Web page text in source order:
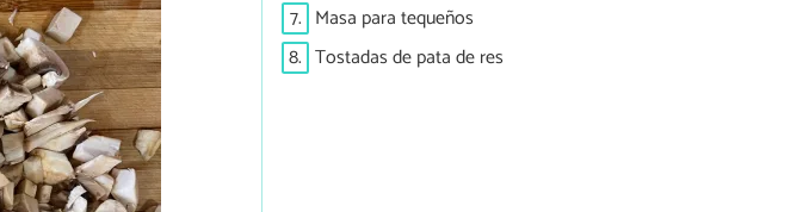
7. Masa para tequeños
8. Tostadas de pata de res